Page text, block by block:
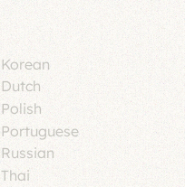
Korean
Dutch
Polish
Portuguese
Russian
Thai